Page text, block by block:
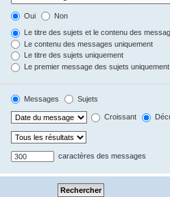
Oui Non
Le titre des sujets et le contenu des
Le contenu des messages uniquement
Le titre des sujets uniquement
Le premier message des sujets uniquement
Messages Sujets
Croissant
caractères des messages